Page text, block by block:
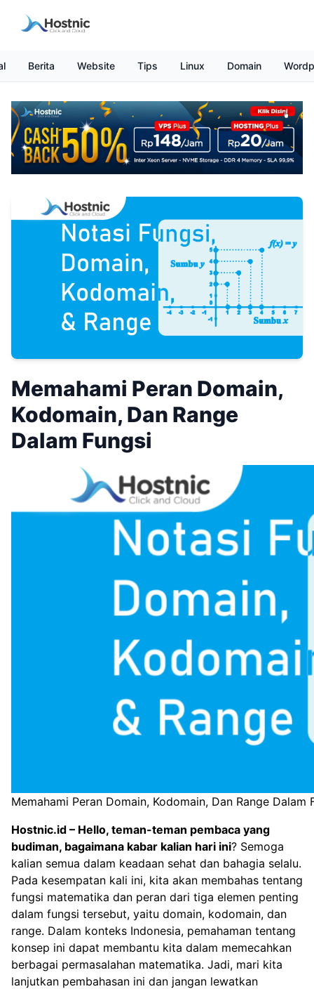
Berita Website Tips Linux Domain
Memahami Peran Domain,
Kodomain, Dan Range
Dalam Fungsi
Memahami Peran Domain, Kodomain, Dan Range Dalam
Hostnic.id – Hello, teman-teman pembaca yang
budiman, bagaimana kabar kalian hari ini? Semoga
kalian semua dalam keadaan sehat dan bahagia selalu.
Pada kesempatan kali ini, kita akan membahas tentang
fungsi matematika dan peran dari tiga elemen penting
dalam fungsi tersebut, yaitu domain, kodomain, dan
range. Dalam konteks Indonesia, pemahaman tentang
konsep ini dapat membantu kita dalam memecahkan
berbagai permasalahan matematika. Jadi, mari kita
lanjutkan pembahasan ini dan jangan lewatkan